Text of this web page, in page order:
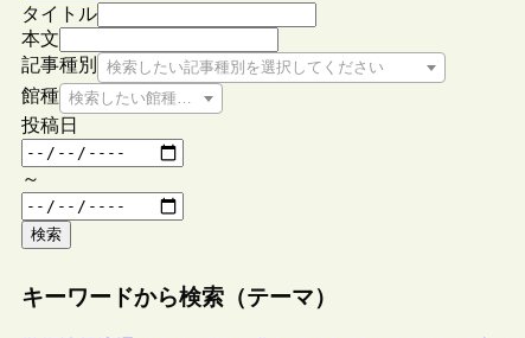
タイトル
本文
記事種別
検索したい記事種別を選択してください
館種 検索したい館種を選択してください
投稿日
～
検索
キーワードから検索（テーマ）